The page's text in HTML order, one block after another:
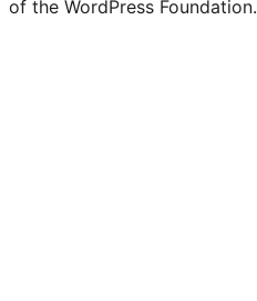
of the WordPress Foundation.